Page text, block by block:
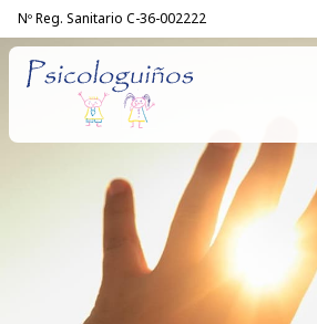
Nº Reg. Sanitario C-36-002222